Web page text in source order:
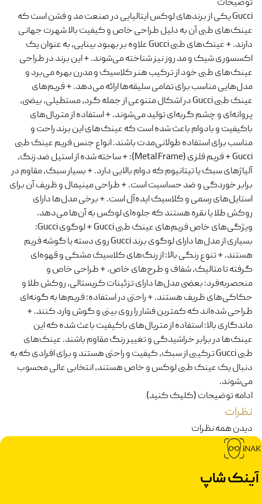
توضیحات
Gucci یکی از برندهای لوکس ایتالیایی در صنعت مد و فشن است که
عینک‌های طبی آن به دلیل طراحی خاص و کیفیت بالا شهرت جهانی
دارند. + عینک‌های طبی Gucci علاوه بر بهبود بینایی، به عنوان یک
اکسسوری شیک و مد روز نیز شناخته می‌شوند. + این برند در طراحی
عینک‌های طبی خود از ترکیب هنر کلاسیک و مدرن بهره می‌برد و
مدل‌هایی مناسب برای تمامی سلیقه‌ها ارائه می‌دهد. + فریم‌های
عینک طبی Gucci در اشکال متنوعی از جمله گرد، مستطیلی، بیضی،
پروانه‌ای و چشم گربه‌ای تولید می‌شوند. + استفاده از متریال‌های
باکیفیت و بادوام باعث شده است که عینک‌های این برند راحت و
مناسب برای استفاده طولانی‌مدت باشند. انواع جنس فریم عینک طبی
Gucci + فریم فلزی (Metal Frame): + ساخته شده از استیل ضد زنگ،
آلیاژهای سبک یا تیتانیوم که دوام بالایی دارد. + بسیار سبک، مقاوم در
برابر خوردگی و ضد حساسیت است. + طراحی مینیمال و ظریف آن برای
استایل‌های رسمی و کلاسیک ایده‌آل است. + برخی مدل‌ها دارای
روکش طلا یا نقره هستند که جلوه‌ای لوکس به آن‌ها می‌دهد.
ویژگی‌های خاص فریم‌های عینک طبی Gucci + لوگوی Gucci:
بسیاری از مدل‌ها دارای لوگوی برند Gucci روی دسته یا گوشه فریم
هستند. + تنوع رنگی بالا: از رنگ‌های کلاسیک مشکی و قهوه‌ای
گرفته تا متالیک، شفاف و طرح‌های خاص. + طراحی خاص و
منحصربه‌فرد: بعضی مدل‌ها دارای تزئینات کریستالی، روکش طلا و
حکاکی‌های ظریف هستند. + راحتی در استفاده: فریم‌ها به گونه‌ای
طراحی شده‌اند که کمترین فشار را روی بینی و گوش وارد کنند. +
ماندگاری بالا: استفاده از متریال‌های باکیفیت باعث شده که این
عینک‌ها در برابر خراشیدگی و تغییر رنگ مقاوم باشند. عینک‌های
طبی Gucci ترکیبی از سبک، کیفیت و راحتی هستند و برای افرادی که به
دنبال یک عینک طبی لوکس و خاص هستند، انتخابی عالی محسوب
می‌شوند.
ادامه توضیحات (کلیک کنید)
نظرات
دیدن همه نظرات
آینک شاپ